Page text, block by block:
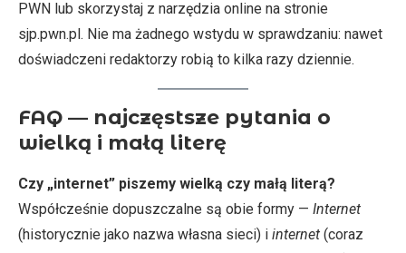
PWN lub skorzystaj z narzędzia online na stronie
sjp.pwn.pl. Nie ma żadnego wstydu w sprawdzaniu: nawet
doświadczeni redaktorzy robią to kilka razy dziennie.
FAQ — najczęstsze pytania o
wielką i małą literę
Czy „internet” piszemy wielką czy małą literą?
Współcześnie dopuszczalne są obie formy — Internet
(historycznie jako nazwa własna sieci) i internet (coraz